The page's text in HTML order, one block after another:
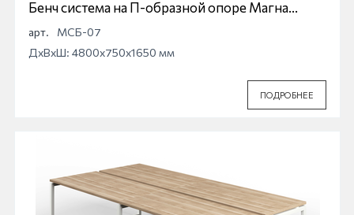
Бенч система на П-образной опоре Магна
МСБ-07
арт.
МСБ-07
ДхВхШ: 4800x750x1650 мм
ПОДРОБНЕЕ